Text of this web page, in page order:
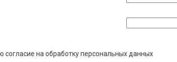
на обработку персональных данных